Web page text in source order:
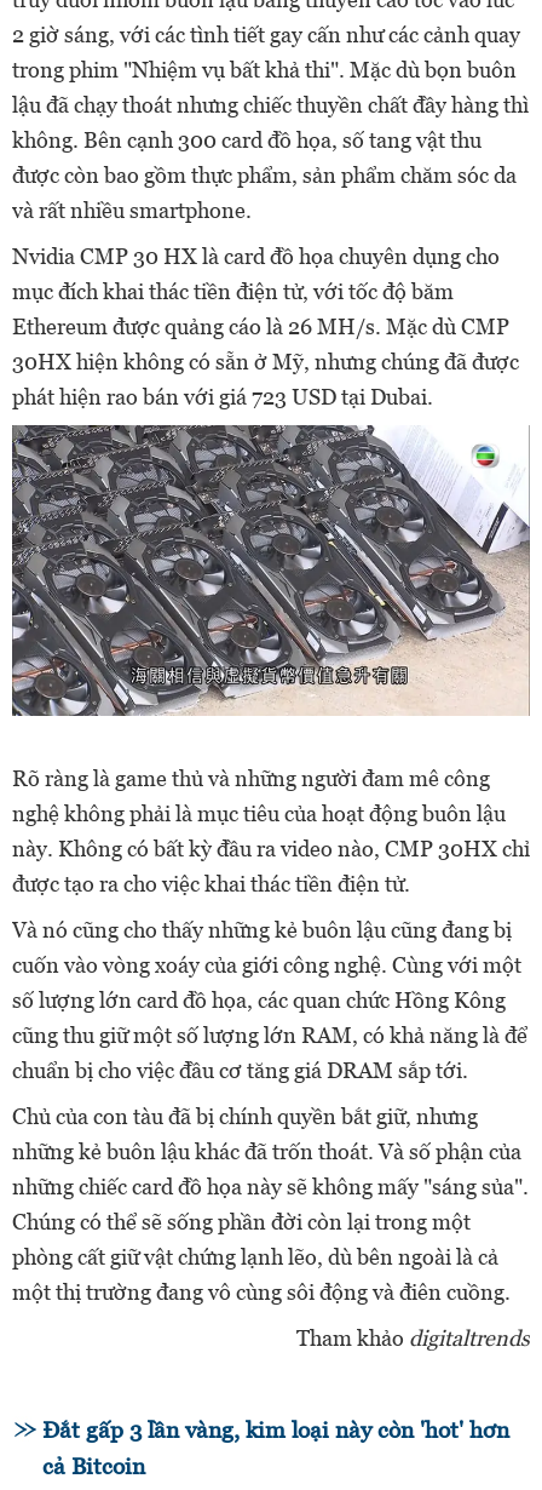
2 giờ sáng, với các tình tiết gay cấn như các cảnh quay
trong phim "Nhiệm vụ bất khả thi". Mặc dù bọn buôn
lậu đã chạy thoát nhưng chiếc thuyền chất đầy hàng thì
không. Bên cạnh 300 card đồ họa, số tang vật thu
được còn bao gồm thực phẩm, sản phẩm chăm sóc da
và rất nhiều smartphone.
Nvidia CMP 30 HX là card đồ họa chuyên dụng cho
mục đích khai thác tiền điện tử, với tốc độ băm
Ethereum được quảng cáo là 26 MH/s. Mặc dù CMP
30HX hiện không có sẵn ở Mỹ, nhưng chúng đã được
phát hiện rao bán với giá 723 USD tại Dubai.
Rõ ràng là game thủ và những người đam mê công
nghệ không phải là mục tiêu của hoạt động buôn lậu
này. Không có bất kỳ đầu ra video nào, CMP 30HX chỉ
được tạo ra cho việc khai thác tiền điện tử.
Và nó cũng cho thấy những kẻ buôn lậu cũng đang bị
cuốn vào vòng xoáy của giới công nghệ. Cùng với một
số lượng lớn card đồ họa, các quan chức Hồng Kông
cũng thu giữ một số lượng lớn RAM, có khả năng là để
chuẩn bị cho việc đầu cơ tăng giá DRAM sắp tới.
Chủ của con tàu đã bị chính quyền bắt giữ, nhưng
những kẻ buôn lậu khác đã trốn thoát. Và số phận của
những chiếc card đồ họa này sẽ không mấy "sáng sủa".
Chúng có thể sẽ sống phần đời còn lại trong một
phòng cất giữ vật chứng lạnh lẽo, dù bên ngoài là cả
một thị trường đang vô cùng sôi động và điên cuồng.
Tham khảo digitaltrends
Đắt gấp 3 lần vàng, kim loại này còn 'hot' hơn
cả Bitcoin